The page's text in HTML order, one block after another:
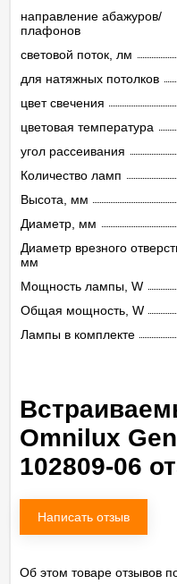
направление абажуров/
плафонов
световой поток, лм
для натяжных потолков
цвет свечения
цветовая температура
угол рассеивания
Количество ламп
Высота, мм
Диаметр, мм
Диаметр врезного
мм
Мощность лампы, W
Общая мощность, W
Лампы в комплекте
Omnilux
102809-06
Написать отзыв
Об этом товаре отзывов